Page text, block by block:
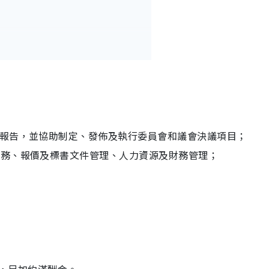
，並協助制定、發佈及執行委員會和議會決議項目；
、報價及標書文件管理、人力資源及財務管理；